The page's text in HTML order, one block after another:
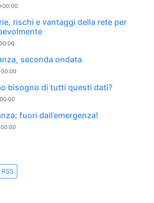
rischi e vantaggi della rete per
seconda ondata
bisogno di tutti questi dati?
fuori dall’emergenza!
RSS